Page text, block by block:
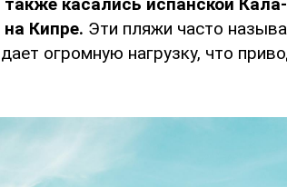
Кипре. Эти пляжи часто
огромную нагрузку, что